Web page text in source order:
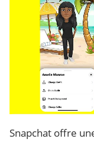
Snapchat offre